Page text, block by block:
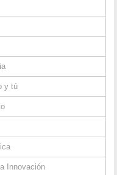
y tú
Innovación